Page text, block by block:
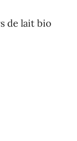
de lait bio